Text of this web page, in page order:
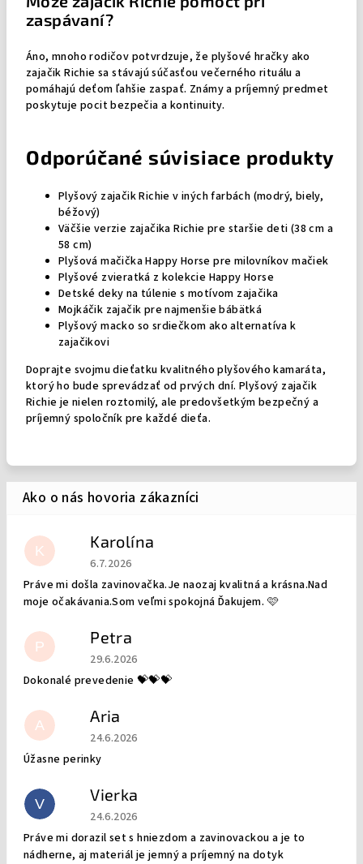
zaspávaní?
Áno, mnoho rodičov potvrdzuje, že plyšové hračky ako
zajačik Richie sa stávajú súčasťou večerného rituálu a
pomáhajú deťom ľahšie zaspať. Známy a príjemný predmet
poskytuje pocit bezpečia a kontinuity.
Odporúčané súvisiace produkty
Plyšový zajačik Richie v iných farbách (modrý, biely,
béžový)
Väčšie verzie zajačika Richie pre staršie deti (38 cm a
58 cm)
Plyšová mačička Happy Horse pre milovníkov mačiek
Plyšové zvieratká z kolekcie Happy Horse
Detské deky na túlenie s motívom zajačika
Mojkáčik zajačik pre najmenšie bábätká
Plyšový macko so srdiečkom ako alternatíva k
zajačikovi
Doprajte svojmu dieťatku kvalitného plyšového kamaráta,
ktorý ho bude sprevádzať od prvých dní. Plyšový zajačik
Richie je nielen roztomilý, ale predovšetkým bezpečný a
príjemný spoločník pre každé dieťa.
K Karolína
Hodnotenie obchodu je 5 z 5 hviezdičiek.
6.7.2026
Práve mi došla zavinovačka.Je naozaj kvalitná a krásna.Nad
moje očakávania.Som veľmi spokojná Ďakujem. 🩷
P Petra
Hodnotenie obchodu je 5 z 5 hviezdičiek.
29.6.2026
Dokonalé prevedenie 💝💝💝
A Aria
Hodnotenie obchodu je 5 z 5 hviezdičiek.
24.6.2026
Úžasne perinky
V Vierka
Hodnotenie obchodu je 5 z 5 hviezdičiek.
24.6.2026
Práve mi dorazil set s hniezdom a zavinovackou a je to
nádherne, aj materiál je jemný a príjemný na dotyk